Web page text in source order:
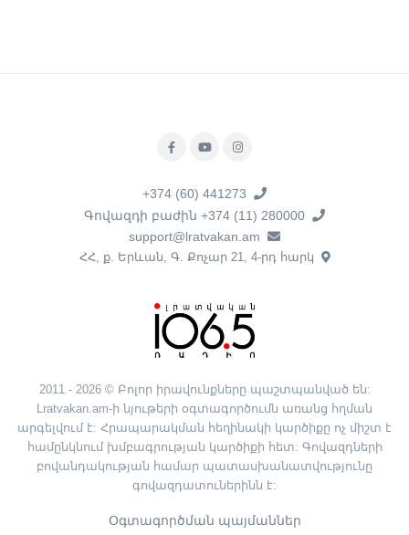
+374 (60) 441273
Գովազդի բաժին +374 (11) 280000
support@lratvakan.am
ՀՀ, ք. Երևան, Գ. Քոչար 21, 4-րդ հարկ
2011 - 2026 © Բոլոր իրավունքները պաշտպանված են:
Lratvakan.am-ի նյութերի օգտագործումն առանց հղման
արգելվում է: Հրապարակման հեղինակի կարծիքը ոչ միշտ է
համընկնում խմբագրության կարծիքի հետ: Գովազդների
բովանդակության համար պատասխանատվությունը
գովազդատուներինն է:
Օգտագործման պայմաններ